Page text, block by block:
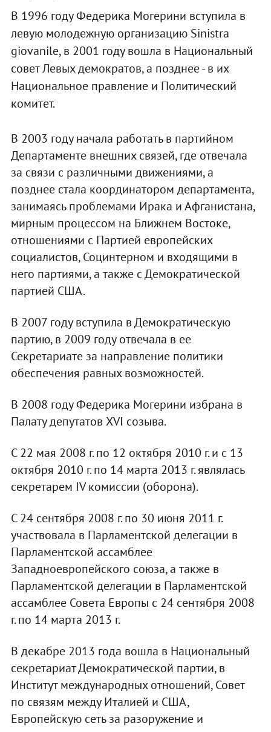
В 1996 году Федерика Могерини вступила в
левую молодежную организацию Sinistra
giovanile, в 2001 году вошла в Национальный
совет Левых демократов, а позднее - в их
Национальное правление и Политический
комитет.
В 2003 году начала работать в партийном
Департаменте внешних связей, где отвечала
за связи с различными движениями, а
позднее стала координатором департамента,
занимаясь проблемами Ирака и Афганистана,
мирным процессом на Ближнем Востоке,
отношениями с Партией европейских
социалистов, Социнтерном и входящими в
него партиями, а также с Демократической
партией США.
В 2007 году вступила в Демократическую
партию, в 2009 году отвечала в eе
Секретариате за направление политики
обеспечения равных возможностей.
В 2008 году Федерика Могерини избрана в
Палату депутатов XVI созыва.
С 22 мая 2008 г. по 12 октября 2010 г. и с 13
октября 2010 г. по 14 марта 2013 г. являлась
секретарем IV комиссии (оборона).
С 24 сентября 2008 г. по 30 июня 2011 г.
участвовала в Парламентской делегации в
Парламентской ассамблее
Западноевропейского союза, а также в
Парламентской делегации в Парламентской
ассамблее Совета Европы с 24 сентября 2008
г. по 14 марта 2013 г.
В декабре 2013 года вошла в Национальный
секретариат Демократической партии, в
Институт международных отношений, Совет
по связям между Италией и США,
Европейскую сеть за разоружение и